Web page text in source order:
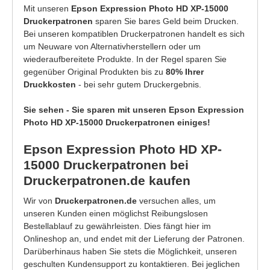
Mit unseren Epson Expression Photo HD XP-15000
Druckerpatronen sparen Sie bares Geld beim Drucken.
Bei unseren kompatiblen Druckerpatronen handelt es sich
um Neuware von Alternativherstellern oder um
wiederaufbereitete Produkte. In der Regel sparen Sie
gegenüber Original Produkten bis zu 80% Ihrer
Druckkosten - bei sehr gutem Druckergebnis.
Sie sehen - Sie sparen mit unseren Epson Expression
Photo HD XP-15000 Druckerpatronen einiges!
Epson Expression Photo HD XP-
15000 Druckerpatronen bei
Druckerpatronen.de kaufen
Wir von Druckerpatronen.de versuchen alles, um
unseren Kunden einen möglichst Reibungslosen
Bestellablauf zu gewährleisten. Dies fängt hier im
Onlineshop an, und endet mit der Lieferung der Patronen.
Darüberhinaus haben Sie stets die Möglichkeit, unseren
geschulten Kundensupport zu kontaktieren. Bei jeglichen